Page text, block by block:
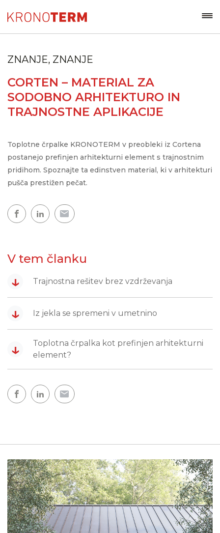
ZNANJE, ZNANJE
CORTEN – MATERIAL ZA
SODOBNO ARHITEKTURO IN
TRAJNOSTNE APLIKACIJE
Toplotne črpalke KRONOTERM v preobleki iz Cortena
postanejo prefinjen arhitekturni element s trajnostnim
pridihom. Spoznajte ta edinstven material, ki v arhitekturi
pušča prestižen pečat.
V tem članku
↓ Trajnostna rešitev brez vzdrževanja
↓ Iz jekla se spremeni v umetnino
↓
Toplotna črpalka kot prefinjen arhitekturni
element?